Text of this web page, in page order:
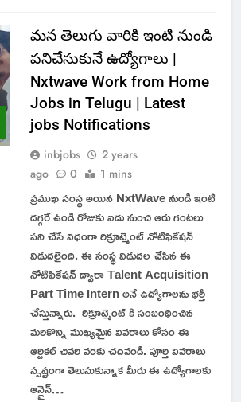
మన తెలుగు వారికి ఇంటి నుండి
పనిచేసుకునే ఉద్యోగాలు |
Nxtwave Work from Home
Jobs in Telugu | Latest
jobs Notifications
inbjobs
2 years
ago
0 1 mins
ప్రముఖ సంస్థ అయిన NxtWave నుండి ఇంటి
దగ్గరే ఉండి రోజుకు ఐదు నుంచి ఆరు గంటలు
పని చేసే విధంగా రిక్రూట్మెంట్ నోటిఫికేషన్
విడుదలైంది. ఈ సంస్థ విడుదల చేసిన ఈ
నోటిఫికేషన్ ద్వారా Talent Acquisition
Part Time Intern అనే ఉద్యోగాలను భర్తీ
చేస్తున్నారు. రిక్రూట్మెంట్ కి సంబంధించిన
మరికొన్ని ముఖ్యమైన వివరాలు కోసం ఈ
ఆర్టికల్ చివరి వరకు చదవండి. పూర్తి వివరాలు
స్పష్టంగా తెలుసుకున్నాక మీరు ఈ ఉద్యోగాలకు
ఆన్లైన్…